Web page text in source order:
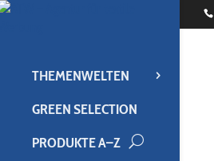
THEMENWELTEN
GREEN SELECTION
PRODUKTE A–Z
U